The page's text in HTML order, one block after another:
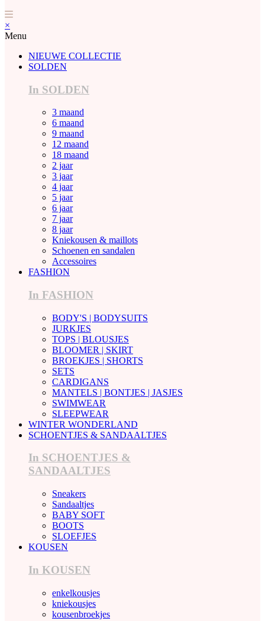
×
Menu
NIEUWE COLLECTIE
SOLDEN
In SOLDEN
3 maand
6 maand
9 maand
12 maand
18 maand
2 jaar
3 jaar
4 jaar
5 jaar
6 jaar
7 jaar
8 jaar
Kniekousen & maillots
Schoenen en sandalen
Accessoires
FASHION
In FASHION
BODY'S | BODYSUITS
JURKJES
TOPS | BLOUSJES
BLOOMER | SKIRT
BROEKJES | SHORTS
SETS
CARDIGANS
MANTELS | BONTJES | JASJES
SWIMWEAR
SLEEPWEAR
WINTER WONDERLAND
SCHOENTJES & SANDAALTJES
In SCHOENTJES &
SANDAALTJES
Sneakers
Sandaaltjes
BABY SOFT
BOOTS
SLOEFJES
KOUSEN
In KOUSEN
enkelkousjes
kniekousjes
kousenbroekjes